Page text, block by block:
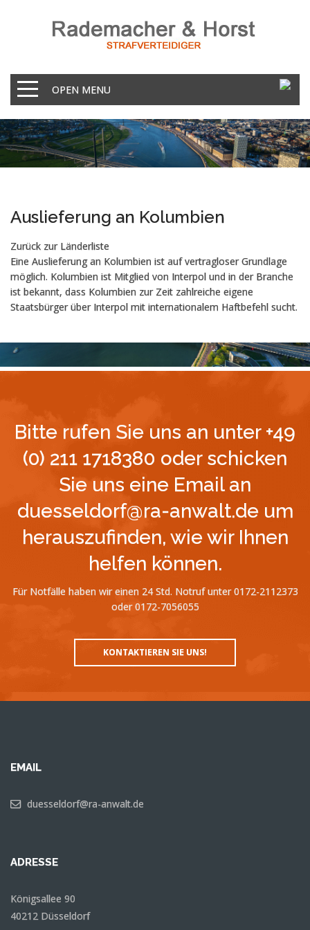
OPEN MENU
Auslieferung an Kolumbien
Zurück zur Länderliste
Eine Auslieferung an Kolumbien ist auf vertragloser Grundlage
möglich. Kolumbien ist Mitglied von Interpol und in der Branche
ist bekannt, dass Kolumbien zur Zeit zahlreiche eigene
Staatsbürger über Interpol mit internationalem Haftbefehl sucht.
Bitte rufen Sie uns an unter +49
(0) 211 1718380 oder schicken
Sie uns eine Email an
duesseldorf@ra-anwalt.de um
herauszufinden, wie wir Ihnen
helfen können.
Für Notfälle haben wir einen 24 Std. Notruf unter 0172-2112373
oder 0172-7056055
KONTAKTIEREN SIE UNS!
EMAIL
duesseldorf@ra-anwalt.de
ADRESSE
Königsallee 90
40212 Düsseldorf